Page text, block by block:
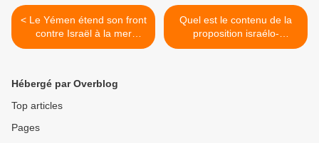
< Le Yémen étend son front
contre Israël à la mer
Méditerranée
Quel est le contenu de la
proposition israélo-
américaine pour une trêve
Hébergé par Overblog
Top articles
Pages